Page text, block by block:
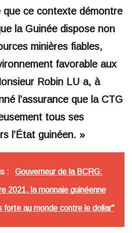
ce contexte démontre
la Guinée dispose non
minières fiables,
favorable aux
Robin LU a, à
l’assurance que la CTG
tous ses
l’État guinéen. »
: Gouverneur de la BCRG:
2021, la monnaie guinéenne
forte au monde contre le dollar"